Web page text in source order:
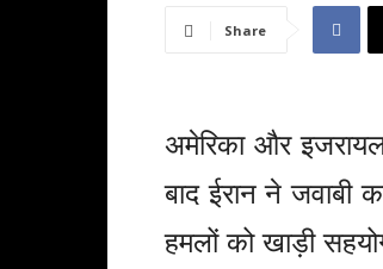
Share
अमेरिका और
बाद ईरान ने जवाबी
हमलों को खाड़ी